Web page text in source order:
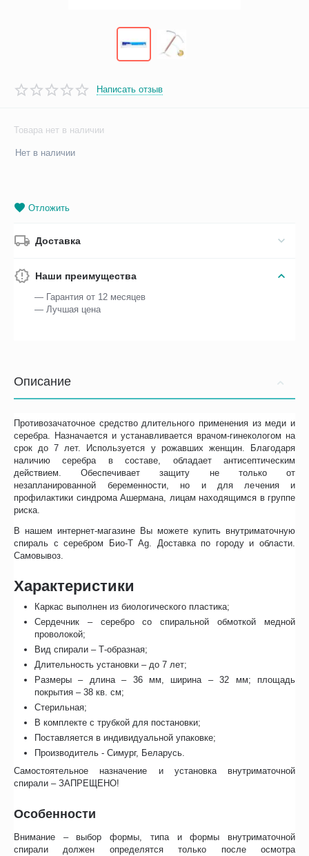
Написать отзыв
Товара нет в наличии
Нет в наличии
Отложить
Доставка
Наши преимущества
— Гарантия от 12 месяцев
— Лучшая цена
Описание
Противозачаточное средство длительного применения из меди и
серебра. Назначается и устанавливается врачом-гинекологом на
срок до 7 лет. Используется у рожавших женщин. Благодаря
наличию серебра в составе, обладает антисептическим
действием. Обеспечивает защиту не только от
незапланированной беременности, но и для лечения и
профилактики синдрома Ашермана, лицам находящимся в группе
риска.
В нашем интернет-магазине Вы можете купить внутриматочную
спираль с серебром Био-Т Ag. Доставка по городу и области.
Самовывоз.
Характеристики
Каркас выполнен из биологического пластика;
Сердечник – серебро со спиральной обмоткой медной
проволокой;
Вид спирали – Т-образная;
Длительность установки – до 7 лет;
Размеры – длина – 36 мм, ширина – 32 мм; площадь
покрытия – 38 кв. см;
Стерильная;
В комплекте с трубкой для постановки;
Поставляется в индивидуальной упаковке;
Производитель - Симург, Беларусь.
Самостоятельное назначение и установка внутриматочной
спирали – ЗАПРЕЩЕНО!
Особенности
Внимание – выбор формы, типа и формы внутриматочной
спирали должен определятся только после осмотра